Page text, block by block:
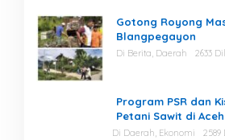
Gotong Royong
Blangpegayon
Di Berita, Daerah 2633
Program PSR dan
Petani Sawit di
Di Daerah, Ekonomi